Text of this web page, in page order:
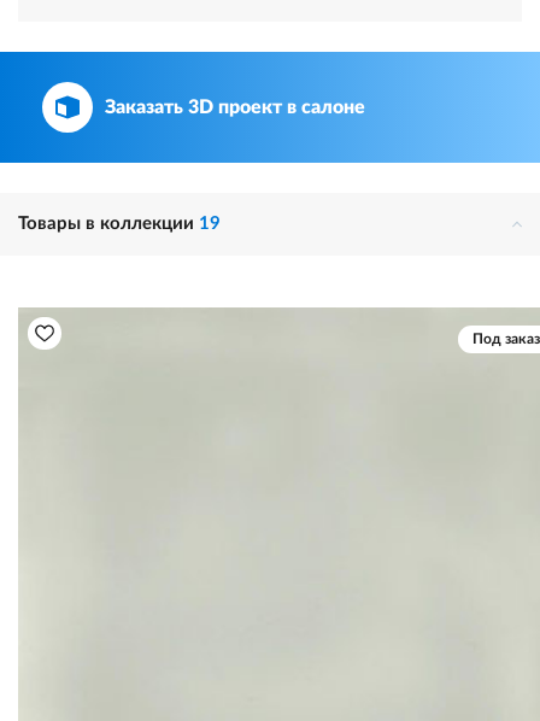
Заказать 3D проект в салоне
Товары в коллекции 19
Под заказ